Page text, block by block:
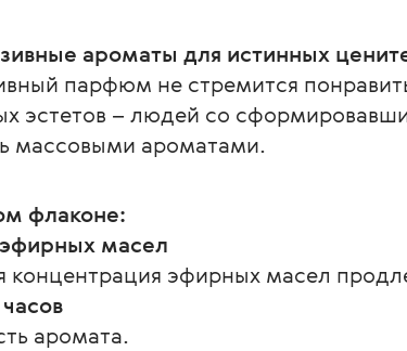
ароматы для истинных
парфюм не стремится
эстетов – людей со
массовыми ароматами.
флаконе:
масел
концентрация эфирных масел
аромата.